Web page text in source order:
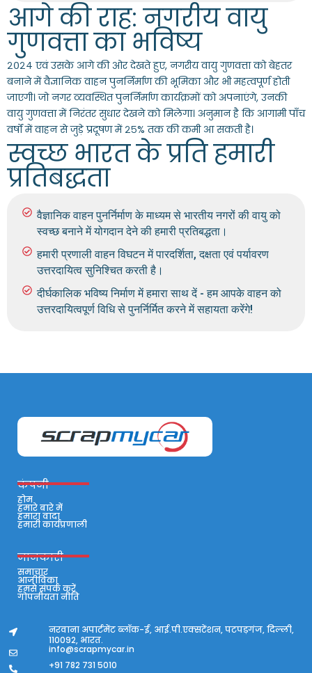
आगे की राह: नगरीय वायु
गुणवत्ता का भविष्य
२०२४ एवं उसके आगे की ओर देखते हुए, नगरीय वायु गुणवत्ता को बेहतर
बनाने में वैज्ञानिक वाहन पुनर्निर्माण की भूमिका और भी महत्वपूर्ण होती
जाएगी। जो नगर व्यवस्थित पुनर्निर्माण कार्यक्रमों को अपनाएंगे, उनकी
वायु गुणवत्ता में निरंतर सुधार देखने को मिलेगा। अनुमान है कि आगामी पाँच
वर्षों में वाहन से जुड़े प्रदूषण में २५% तक की कमी आ सकती है।
स्वच्छ भारत के प्रति हमारी
प्रतिबद्धता
वैज्ञानिक वाहन पुनर्निर्माण के माध्यम से भारतीय नगरों की वायु को
स्वच्छ बनाने में योगदान देने की हमारी प्रतिबद्धता।
हमारी प्रणाली वाहन विघटन में पारदर्शिता, दक्षता एवं पर्यावरण
उत्तरदायित्व सुनिश्चित करती है।
दीर्घकालिक भविष्य निर्माण में हमारा साथ दें - हम आपके वाहन को
उत्तरदायित्वपूर्ण विधि से पुनर्निर्मित करने में सहायता करेंगे!
कंपनी
होम
हमारे बारे में
हमारा वादा
हमारी कार्यप्रणाली
जानकारी
समाचार
आजीविका
हमसे संपर्क करें
गोपनीयता नीति
नरवाना अपार्टमेंट ब्लॉक-ई, आई.पी.एक्सटेंशन, पटपड़गंज, दिल्ली,
110092, भारत.
info@scrapmycar.in
+91 782 731 5010